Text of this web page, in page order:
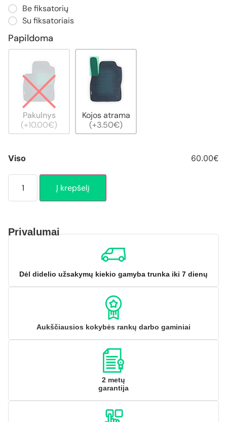
Be fiksatorių
Su fiksatoriais
Papildoma
Pakulnys
(+10.00€)
Kojos atrama
(+3.50€)
Viso 60.00€
Į krepšelį
Privalumai
Dėl didelio užsakymų kiekio gamyba trunka iki 7 dienų
Aukščiausios kokybės rankų darbo gaminiai
2 metų
garantija